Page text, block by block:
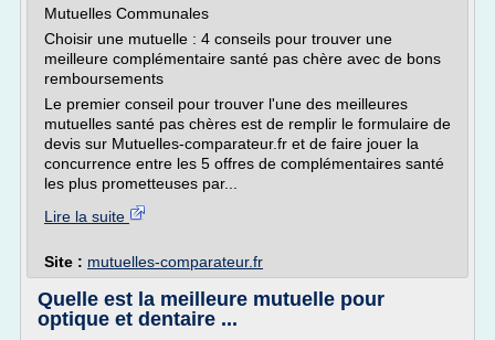
Mutuelles Communales
Choisir une mutuelle : 4 conseils pour trouver une
meilleure complémentaire santé pas chère avec de bons
remboursements
Le premier conseil pour trouver l'une des meilleures
mutuelles santé pas chères est de remplir le formulaire de
devis sur Mutuelles-comparateur.fr et de faire jouer la
concurrence entre les 5 offres de complémentaires santé
les plus prometteuses par...
Lire la suite
Site : mutuelles-comparateur.fr
Quelle est la meilleure mutuelle pour
optique et dentaire ...